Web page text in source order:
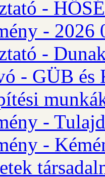
-
- 2026
-
- GÜB és
-
-